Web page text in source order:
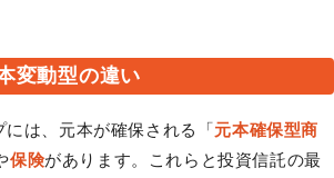
変動型の違い
は、元本が確保される「元本確保型商
保険があります。これらと投資信託の最